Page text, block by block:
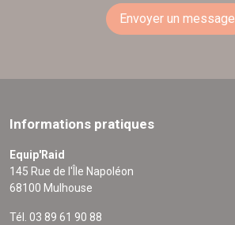
Envoyer un message
Informations pratiques
Equip'Raid
145 Rue de l'Île Napoléon
68100 Mulhouse
Tél. 03 89 61 90 88